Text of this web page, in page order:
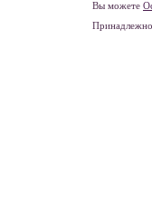
Вы можете